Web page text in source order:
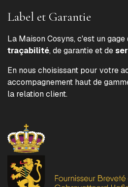
Label et Garantie
La Maison Cosyns, c'est un gage
traçabilité, de garantie et de
En nous choisissant pour votre
accompagnement haut de
la relation client.